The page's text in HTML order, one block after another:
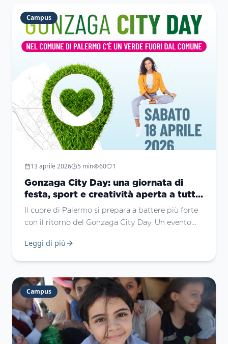
Campus
13 aprile 2026 5 min 60 1
Gonzaga City Day: una giornata di
festa, sport e creatività aperta a tutta
Palermo
Il cuore di Palermo si prepara a battere più forte
con il ritorno del Gonzaga City Day. Un evento
laboratorio a cielo aperto per l’intera
città: un’occasione per incontrarsi, giocare e
crescere insieme attraverso oltre 50 attività
gratuit
Leggi di più
Campus